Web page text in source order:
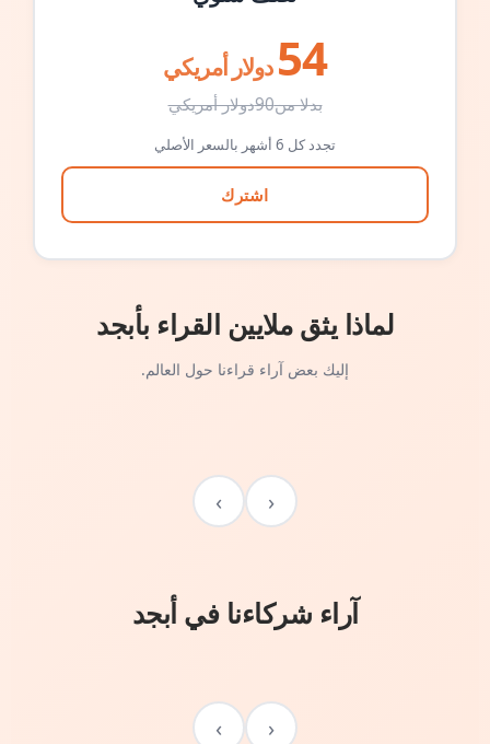
54 دولار أمريكي
بدلا من90دولار أمريكي
تجدد كل 6 أشهر بالسعر الأصلي
اشترك
لماذا يثق ملايين القراء بأبجد
إليك بعض آراء قراءنا حول العالم.
‹
›
آراء شركاءنا في أبجد
‹
›